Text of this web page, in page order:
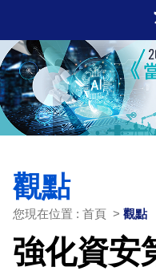
觀點
您現在位置 : 首頁 > 觀點
強化資安